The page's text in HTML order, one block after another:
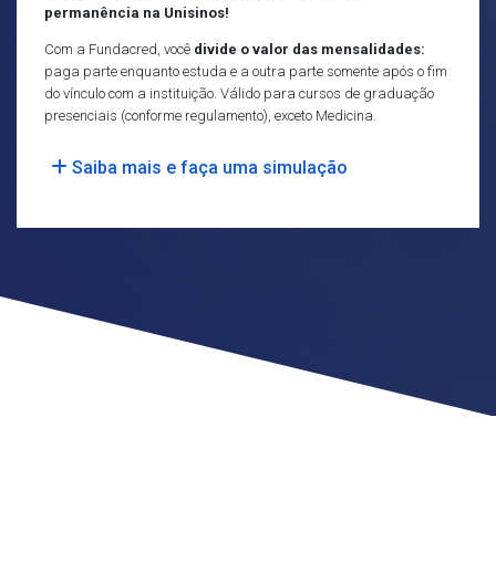
permanência na Unisinos!
Com a Fundacred, você divide o valor das mensalidades:
paga parte enquanto estuda e a outra parte somente após o fim
do vínculo com a instituição. Válido para cursos de graduação
presenciais (conforme regulamento), exceto Medicina.
Saiba mais e faça uma simulação